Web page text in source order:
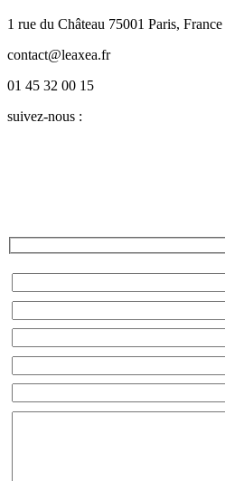
1 rue du Château 75001 Paris, France
contact@leaxea.fr
01 45 32 00 15
suivez-nous :